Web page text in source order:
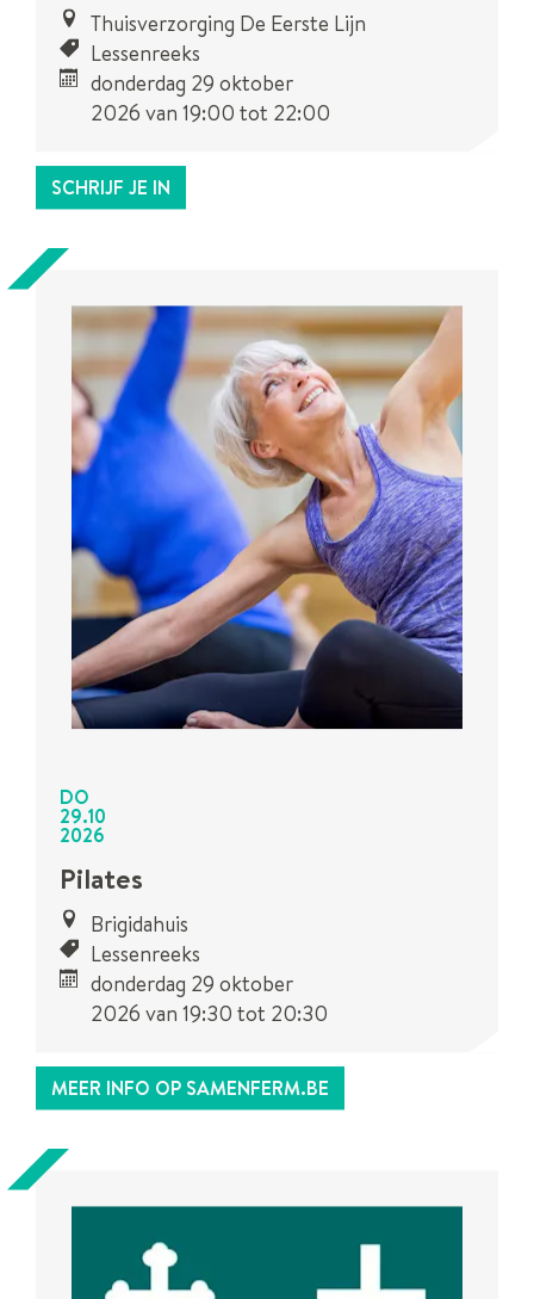
Thuisverzorging De Eerste Lijn
Lessenreeks
donderdag 29 oktober
2026 van 19:00 tot 22:00
SCHRIJF JE IN
DO
29.10
2026
Pilates
Brigidahuis
Lessenreeks
donderdag 29 oktober
2026 van 19:30 tot 20:30
MEER INFO OP SAMENFERM.BE